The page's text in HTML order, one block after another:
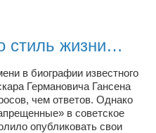
НА ЗАКАЗ
мужской одежды
стиль жизни…
в биографии известного
Германовича Гансена
чем ответов. Однако
в советское
опубликовать свои